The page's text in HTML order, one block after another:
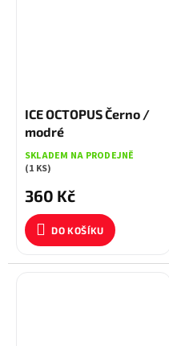
ICE OCTOPUS Černo /
modré
SKLADEM NA PRODEJNĚ
(1 KS)
360 Kč
DO KOŠÍKU